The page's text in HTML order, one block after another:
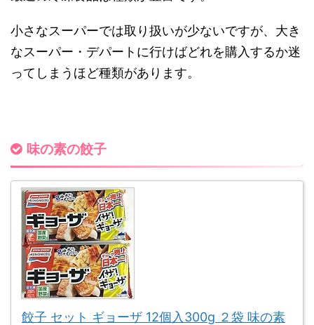
小さなスーパーでは取り扱いが少ないですが、 大き
なスーパー・デパートに行けばどれを購入するか迷
ってしまうほど種類があ ります。
味の素の餃子
餃子 セット ギョーザ 12個入300g ２袋 味の素